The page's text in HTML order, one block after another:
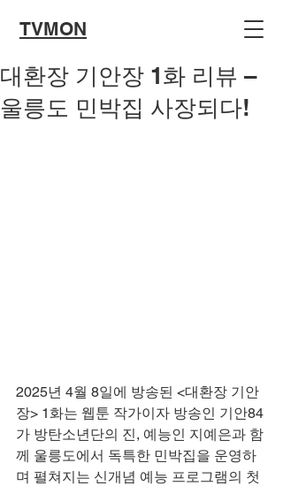
TVMON
대환장 기안장 1화 리뷰 –
울릉도 민박집 사장되다!
2025년 4월 8일에 방송된 <대환장 기안
장> 1화는 웹툰 작가이자 방송인 기안84
가 방탄소년단의 진, 예능인 지예은과 함
께 울릉도에서 독특한 민박집을 운영하
며 펼쳐지는 신개념 예능 프로그램의 첫